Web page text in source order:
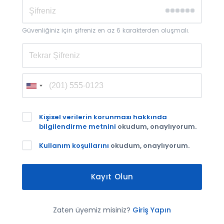
Güvenliğiniz için şifreniz en az 6 karakterden oluşmalı.
Kişisel verilerin korunması hakkında
bilgilendirme metnini okudum, onaylıyorum.
Kullanım koşullarını okudum, onaylıyorum.
Kayıt Olun
Zaten üyemiz misiniz? Giriş Yapın